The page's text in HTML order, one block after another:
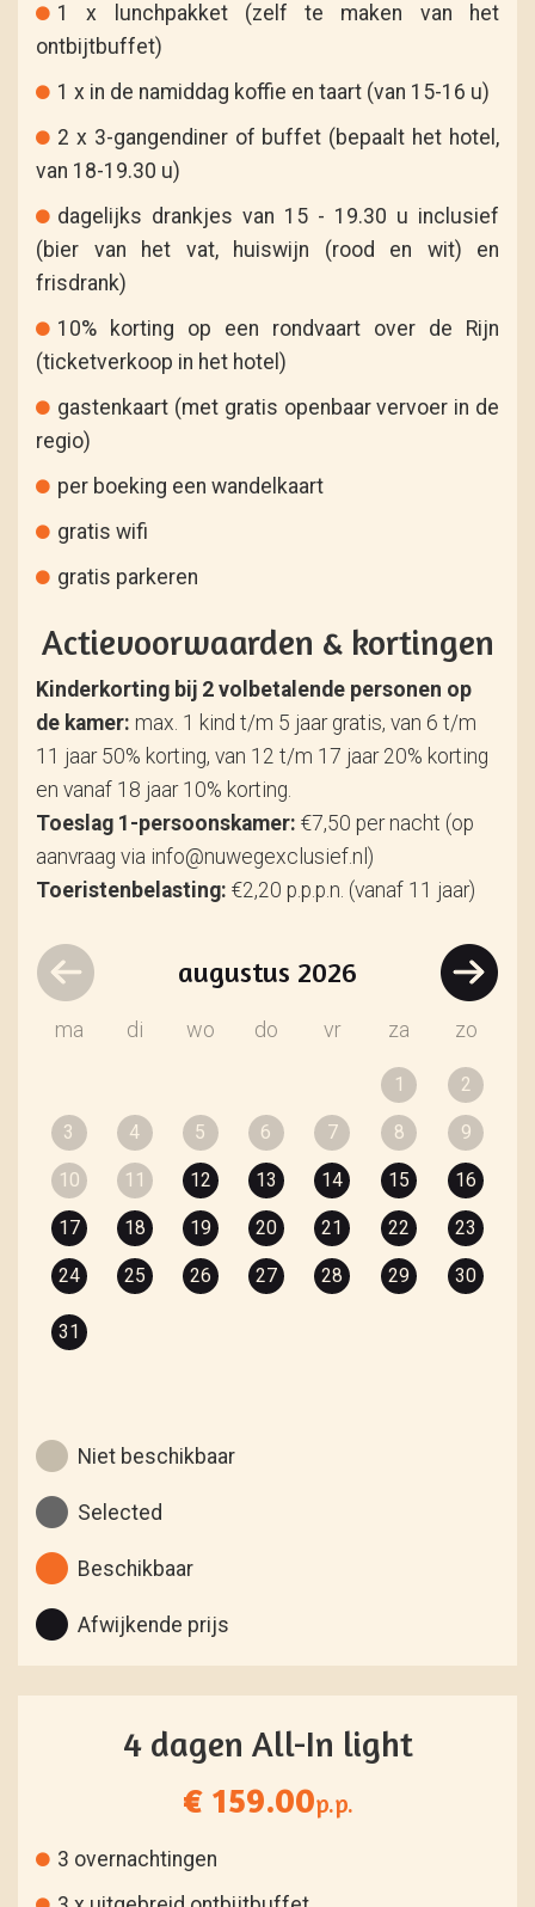
1 x lunchpakket (zelf te maken van het
ontbijtbuffet)
1 x in de namiddag koffie en taart (van 15-16 u)
2 x 3-gangendiner of buffet (bepaalt het hotel,
van 18-19.30 u)
dagelijks drankjes van 15 - 19.30 u inclusief
(bier van het vat, huiswijn (rood en wit) en
frisdrank)
10% korting op een rondvaart over de Rijn
(ticketverkoop in het hotel)
gastenkaart (met gratis openbaar vervoer in de
regio)
per boeking een wandelkaart
gratis wifi
gratis parkeren
Actievoorwaarden & kortingen
Kinderkorting bij 2 volbetalende personen op
de kamer: max. 1 kind t/m 5 jaar gratis, van 6 t/m
11 jaar 50% korting, van 12 t/m 17 jaar 20% korting
en vanaf 18 jaar 10% korting.
Toeslag 1-persoonskamer: €7,50 per nacht (op
aanvraag via info@nuwegexclusief.nl)
Toeristenbelasting: €2,20 p.p.p.n. (vanaf 11 jaar)
augustus 2026
ma di wo do vr za zo
1 2
3 4 5 6 7 8 9
10 11 12 13 14 15 16
17 18 19 20 21 22 23
24 25 26 27 28 29 30
31
Niet beschikbaar
Selected
Beschikbaar
Afwijkende prijs
4 dagen All-In light
€ 159.00p.p.
3 overnachtingen